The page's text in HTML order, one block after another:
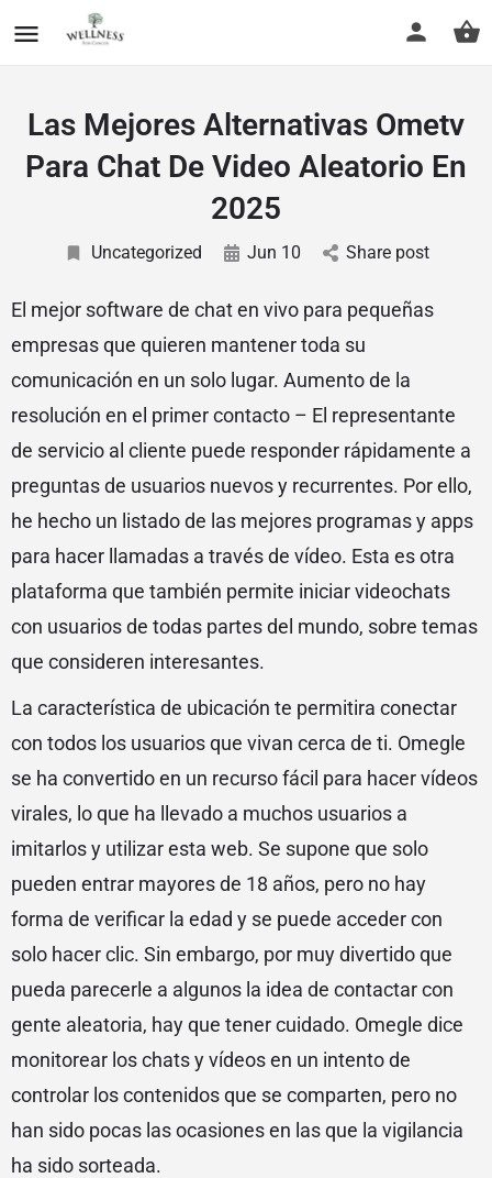
Las Mejores Alternativas Ometv
Para Chat De Video Aleatorio En
2025
Uncategorized Jun 10 Share post
El mejor software de chat en vivo para pequeñas
empresas que quieren mantener toda su
comunicación en un solo lugar. Aumento de la
resolución en el primer contacto – El representante
de servicio al cliente puede responder rápidamente a
preguntas de usuarios nuevos y recurrentes. Por ello,
he hecho un listado de las mejores programas y apps
para hacer llamadas a través de vídeo. Esta es otra
plataforma que también permite iniciar videochats
con usuarios de todas partes del mundo, sobre temas
que consideren interesantes.
La característica de ubicación te permitira conectar
con todos los usuarios que vivan cerca de ti. Omegle
se ha convertido en un recurso fácil para hacer vídeos
virales, lo que ha llevado a muchos usuarios a
imitarlos y utilizar esta web. Se supone que solo
pueden entrar mayores de 18 años, pero no hay
forma de verificar la edad y se puede acceder con
solo hacer clic. Sin embargo, por muy divertido que
pueda parecerle a algunos la idea de contactar con
gente aleatoria, hay que tener cuidado. Omegle dice
monitorear los chats y vídeos en un intento de
controlar los contenidos que se comparten, pero no
han sido pocas las ocasiones en las que la vigilancia
ha sido sorteada.